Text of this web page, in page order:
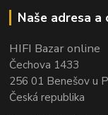
Naše adresa
HIFI Bazar online
Čechova 1433
256 01 Benešov u
Česká republika